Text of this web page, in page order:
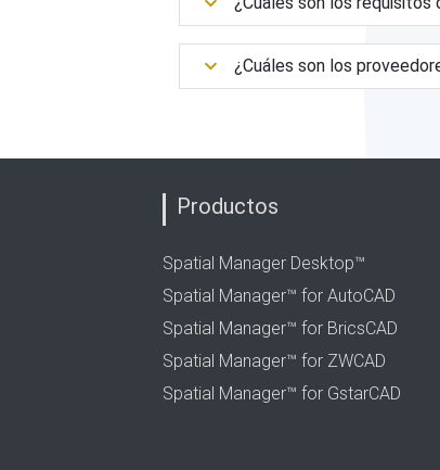
¿Cuáles son los
Productos
Spatial Manager Desktop™
Spatial Manager™ for AutoCAD
Spatial Manager™ for BricsCAD
Spatial Manager™ for ZWCAD
Spatial Manager™ for GstarCAD